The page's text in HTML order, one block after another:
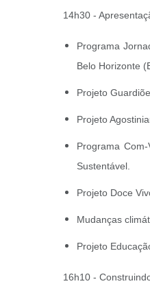
14h30 -
Programa
Belo Horizonte
Projeto
Projeto
Programa
Sustentável.
Projeto Doce
Mudanças
Projeto
16h10 -